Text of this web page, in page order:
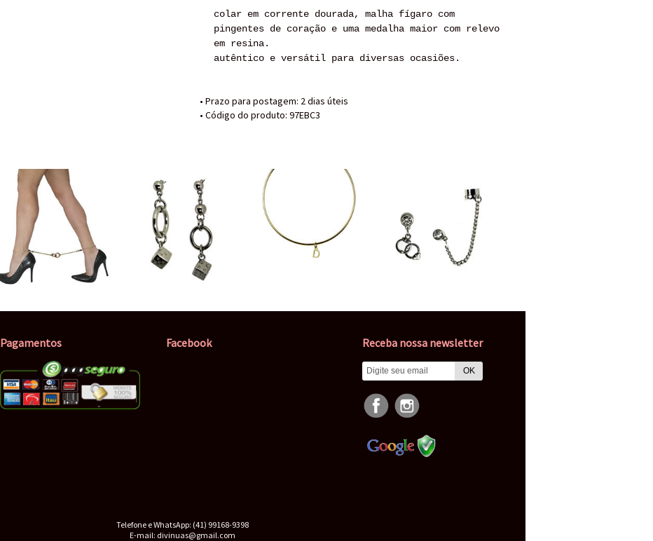
colar em corrente dourada, malha fígaro com
pingentes de coração e uma medalha maior com relevo
em resina.
autêntico e versátil para diversas ocasiões.
• Prazo para postagem: 2 dias úteis
• Código do produto: 97EBC3
Pagamentos Facebook Receba nossa newsletter
Telefone e WhatsApp: (41) 99168-9398
E-mail: divinuas@gmail.com